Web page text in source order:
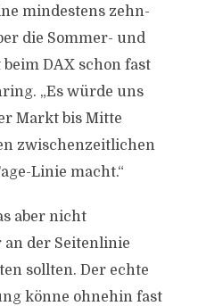
mindestens zehn-
die Sommer- und
DAX schon fast
„Es würde uns
Markt bis Mitte
zwischenzeitlichen
Linie macht.“
aber nicht
an der Seitenlinie
sollten. Der echte
könne ohnehin fast